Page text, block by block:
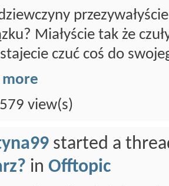
Miałyście tak że
czuć coś do
more
view(s)
started a
in Offtopic